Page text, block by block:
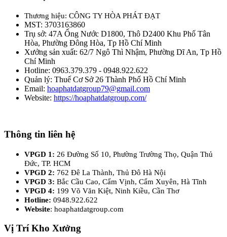
Thương hiệu: CÔNG TY HÒA PHÁT ĐẠT
MST: 3703163860
Trụ sở: 47A Ống Nước D1800, Thô D2400 Khu Phố Tân
Hòa, Phường Đông Hòa, Tp Hồ Chí Minh
Xưởng sản xuất: 62/7 Ngô Thì Nhậm, Phường Dĩ An, Tp Hồ
Chí Minh
Hotline: 0963.379.379 - 0948.922.622
Quản lý: Thuế Cơ Sở 26 Thành Phố Hồ Chí Minh
Email: hoaphatdatgroup79@gmail.com
Website: https://hoaphatdatgroup.com/
Thông tin liên hệ
VPGD 1: 26 Đường Số 10, Phường Trường Thọ, Quận Thủ
Đức, TP. HCM
VPGD 2: 762 Đê La Thành, Thủ Đô Hà Nội
VPGD 3: Bắc Cầu Cao, Cẩm Vịnh, Cẩm Xuyên, Hà Tĩnh
VPGD 4: 199 Võ Văn Kiệt, Ninh Kiều, Cần Thơ
Hotline: 0948.922.622
Website: hoaphatdatgroup.com
Vị Trí Kho Xưởng